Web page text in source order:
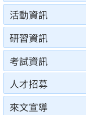
活動資訊
研習資訊
考試資訊
人才招募
來文宣導